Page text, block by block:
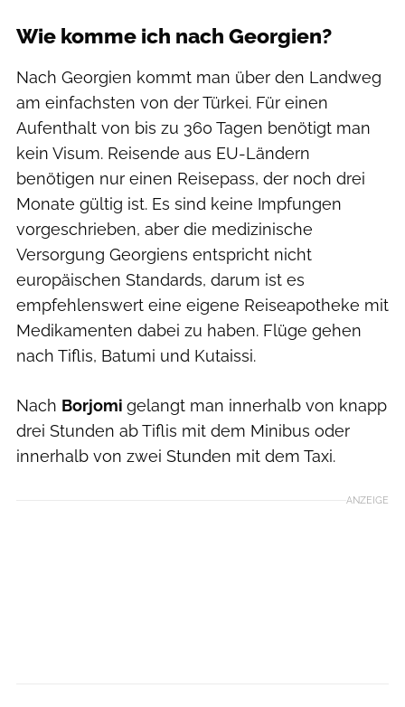
Wie komme ich nach Georgien?
Nach Georgien kommt man über den Landweg
am einfachsten von der Türkei. Für einen
Aufenthalt von bis zu 360 Tagen benötigt man
kein Visum. Reisende aus EU-Ländern
benötigen nur einen Reisepass, der noch drei
Monate gültig ist. Es sind keine Impfungen
vorgeschrieben, aber die medizinische
Versorgung Georgiens entspricht nicht
europäischen Standards, darum ist es
empfehlenswert eine eigene Reiseapotheke mit
Medikamenten dabei zu haben. Flüge gehen
nach Tiflis, Batumi und Kutaissi.
Nach Borjomi gelangt man innerhalb von knapp
drei Stunden ab Tiflis mit dem Minibus oder
innerhalb von zwei Stunden mit dem Taxi.
ANZEIGE